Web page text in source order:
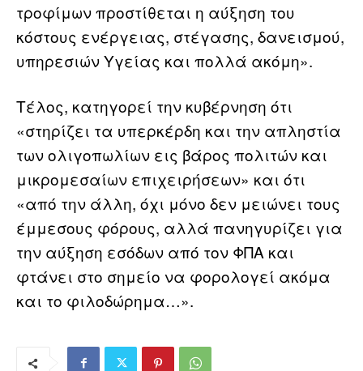
τροφίμων προστίθεται η αύξηση του
κόστους ενέργειας, στέγασης, δανεισμού,
υπηρεσιών Υγείας και πολλά ακόμη».
Τέλος, κατηγορεί την κυβέρνηση ότι
«στηρίζει τα υπερκέρδη και την απληστία
των ολιγοπωλίων εις βάρος πολιτών και
μικρομεσαίων επιχειρήσεων» και ότι
«από την άλλη, όχι μόνο δεν μειώνει τους
έμμεσους φόρους, αλλά πανηγυρίζει για
την αύξηση εσόδων από τον ΦΠΑ και
φτάνει στο σημείο να φορολογεί ακόμα
και το φιλοδώρημα…».